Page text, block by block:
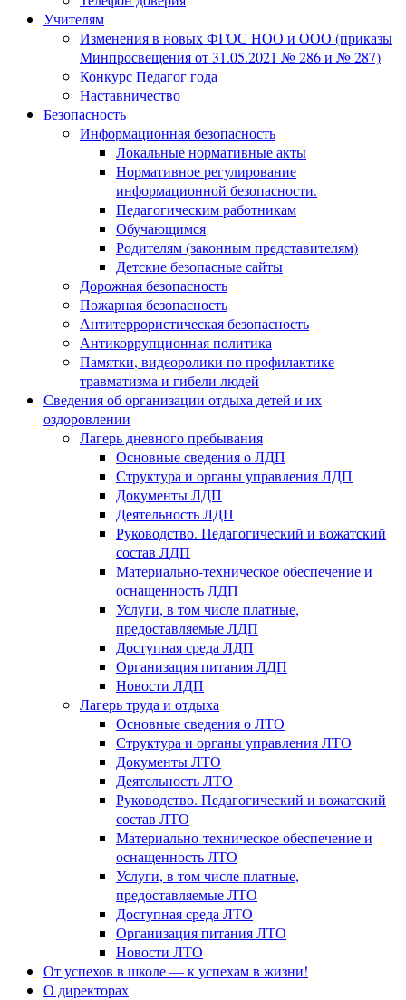
Учителям
Изменения в новых ФГОС НОО и ООО (приказы
Минпросвещения от 31.05.2021 № 286 и № 287)
Конкурс Педагог года
Наставничество
Безопасность
Информационная безопасность
Локальные нормативные акты
Нормативное регулирование
информационной безопасности.
Педагогическим работникам
Обучающимся
Родителям (законным представителям)
Детские безопасные сайты
Дорожная безопасность
Пожарная безопасность
Антитеррористическая безопасность
Антикоррупционная политика
Памятки, видеоролики по профилактике
травматизма и гибели людей
Сведения об организации отдыха детей и их
оздоровлении
Лагерь дневного пребывания
Основные сведения о ЛДП
Структура и органы управления ЛДП
Документы ЛДП
Деятельность ЛДП
Руководство. Педагогический и вожатский
состав ЛДП
Материально-техническое обеспечение и
оснащенность ЛДП
Услуги, в том числе платные,
предоставляемые ЛДП
Доступная среда ЛДП
Организация питания ЛДП
Новости ЛДП
Лагерь труда и отдыха
Основные сведения о ЛТО
Структура и органы управления ЛТО
Документы ЛТО
Деятельность ЛТО
Руководство. Педагогический и вожатский
состав ЛТО
Материально-техническое обеспечение и
оснащенность ЛТО
Услуги, в том числе платные,
предоставляемые ЛТО
Доступная среда ЛТО
Организация питания ЛТО
Новости ЛТО
От успехов в школе — к успехам в жизни!
О директорах